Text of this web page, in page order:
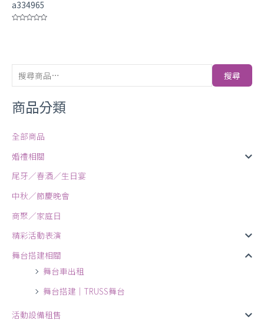
搜尋
商品分類
全部商品
婚禮相關
尾牙／春酒／生日宴
中秋／節慶晚會
商聚／家庭日
精彩活動表演
舞台搭建相關
舞台車出租
舞台搭建｜TRUSS舞台
活動設備租售
a334965